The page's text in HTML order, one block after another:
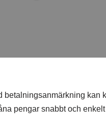
betalningsanmärkning
pengar snabbt och